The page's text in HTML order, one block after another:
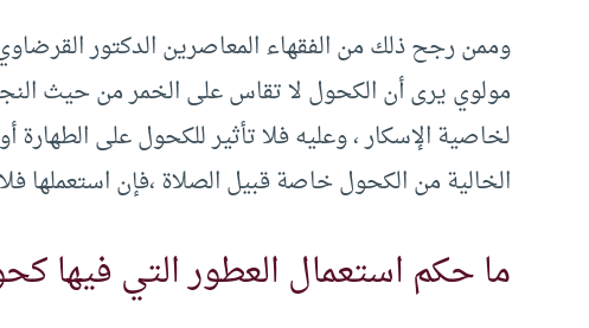
وممن رجح ذلك من الفقهاء المعاصرين الدكتور
مولوي يرى أن الكحول لا تقاس على الخمر من حيث
لخاصية الإسكار ، وعليه فلا تأثير للكحول على
الخالية من الكحول خاصة قبيل الصلاة ،فإن استعملها
ما حكم استعمال العطور التي فيها